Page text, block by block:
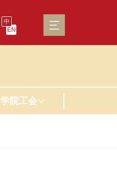
中
EN
学院工会